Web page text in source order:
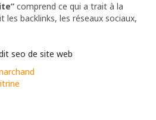
comprend ce qui a trait à la
backlinks, les réseaux sociaux,
seo de site web